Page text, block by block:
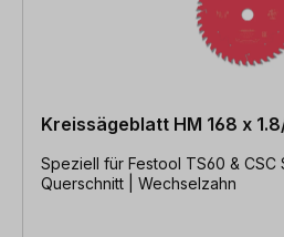
Kreissägeblatt HM 168 x
Speziell für Festool TS60 & CSC SYS50 | Holz |
Querschnitt | Wechselzahn